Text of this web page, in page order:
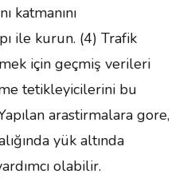
katmanını
ile kurun. (4) Trafik
için geçmiş verileri
tetikleyicilerini bu
arastirmalara gore,
yük altında
olabilir.